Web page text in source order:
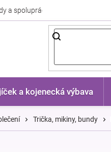
a spolupráce
a kojenecká výbava
Trička, mikiny, bundy